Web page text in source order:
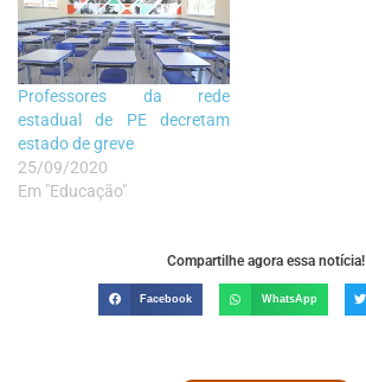
Professores da rede
estadual de PE decretam
estado de greve
25/09/2020
Em "Educação"
Compartilhe agora essa notícia!
Facebook WhatsApp